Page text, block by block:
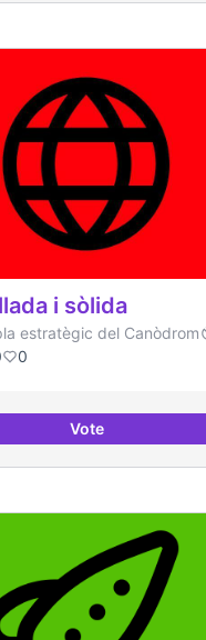
i sòlida
estratègic del Canòdrom
0
VoteBBDD treballada